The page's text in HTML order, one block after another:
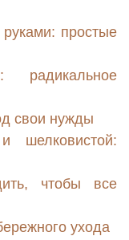
простые
радикальное
свои нужды
шелковистой:
чтобы все
ухода